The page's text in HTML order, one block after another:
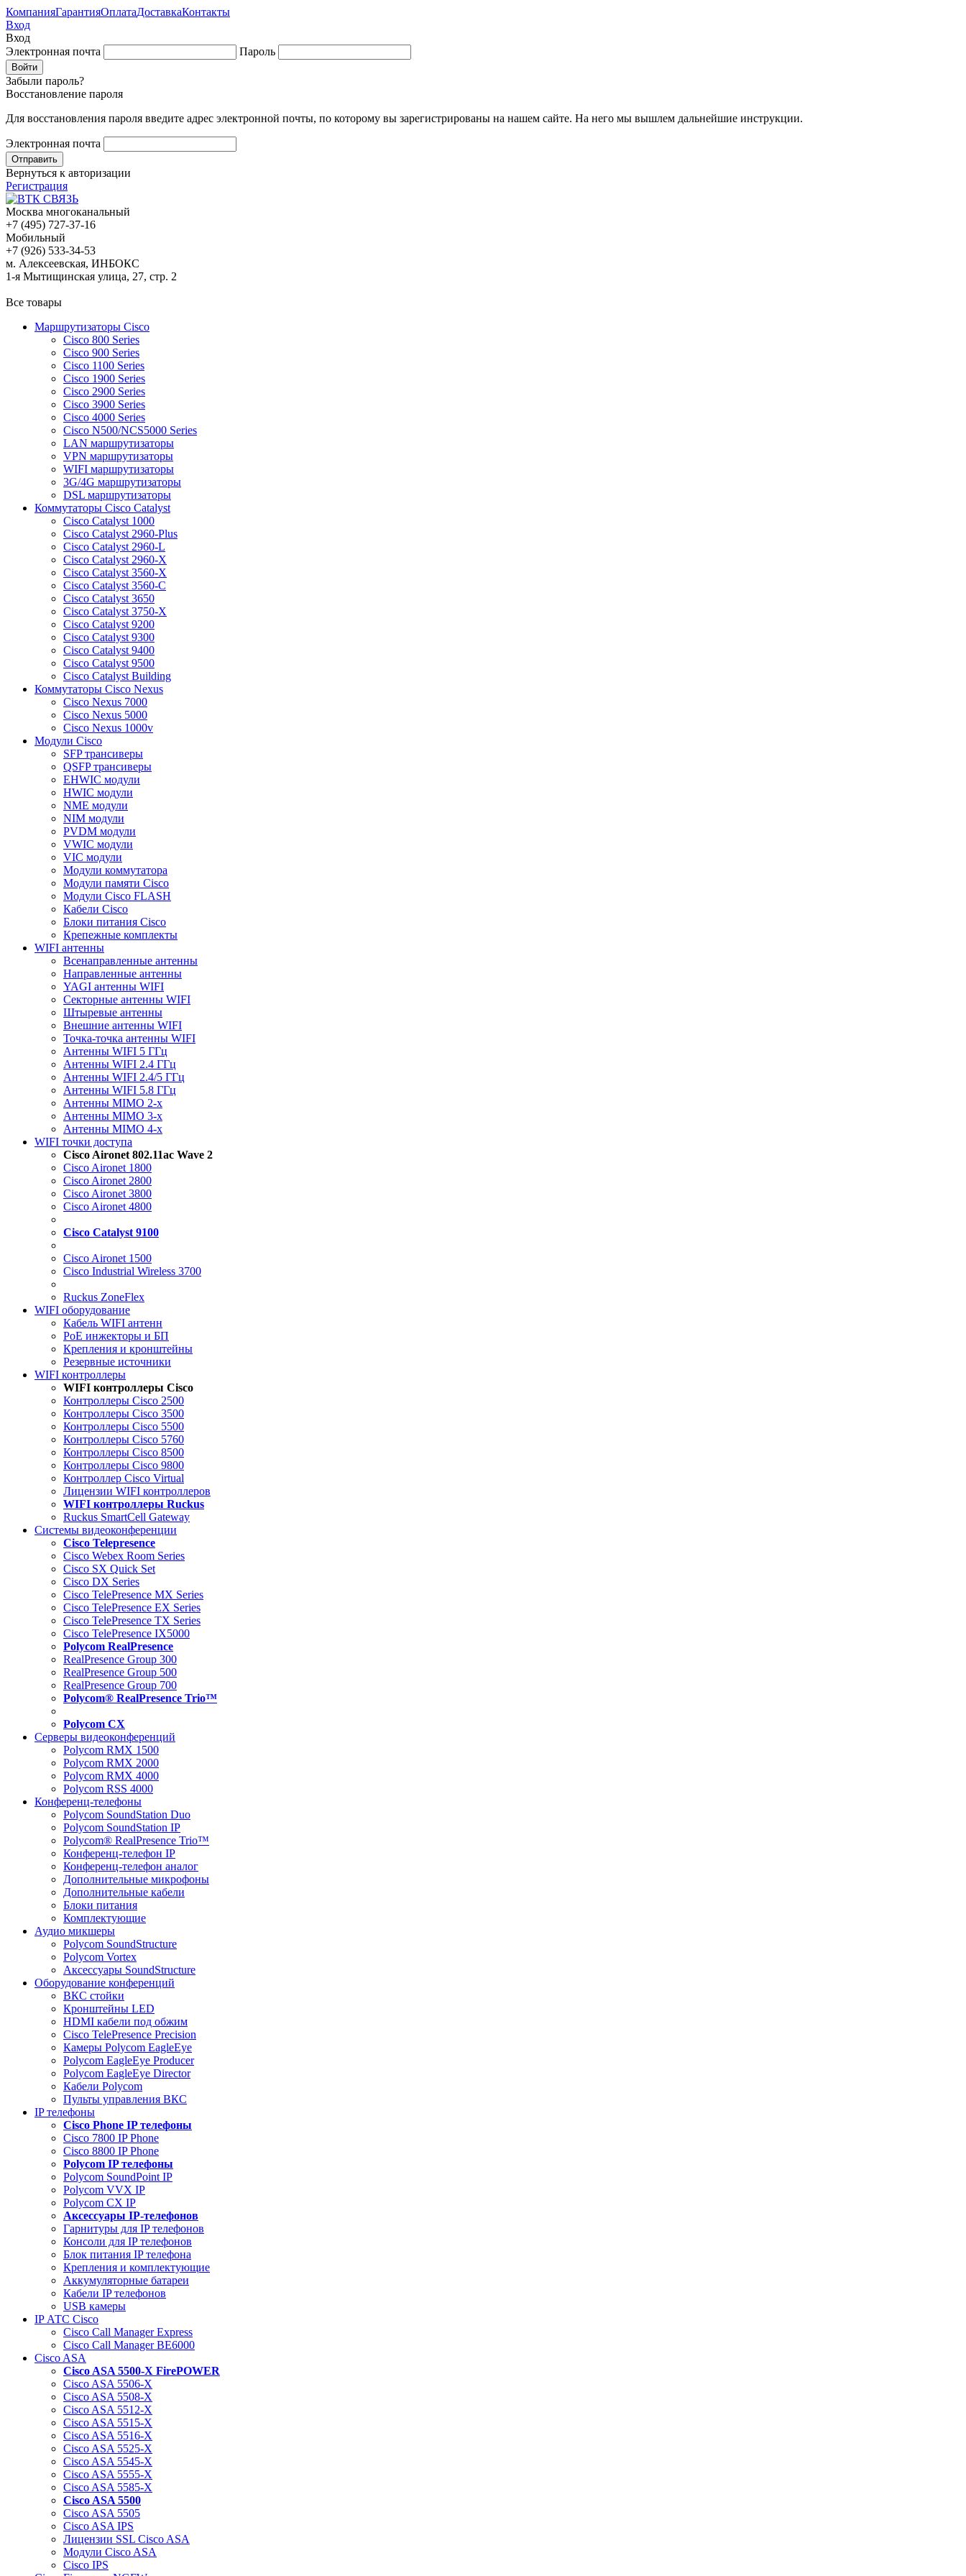
КомпанияГарантияОплатаДоставкаКонтакты
Вход
Вход
Электронная почта
Пароль
Забыли пароль?
Восстановление пароля
Для восстановления пароля введите адрес электронной почты, по которому вы зарегистрированы на нашем сайте. На него мы вышлем дальнейшие инструкции.
Электронная почта
Вернуться к авторизации
Регистрация
Москва многоканальный
+7 (495) 727-37-16
Мобильный
+7 (926) 533-34-53
м. Алексеевская, ИНБОКС
1-я Мытищинская улица, 27, стр. 2
Все товары
Маршрутизаторы Cisco
Cisco 800 Series
Cisco 900 Series
Cisco 1100 Series
Cisco 1900 Series
Cisco 2900 Series
Cisco 3900 Series
Cisco 4000 Series
Cisco N500/NCS5000 Series
LAN маршрутизаторы
VPN маршрутизаторы
WIFI маршрутизаторы
3G/4G маршрутизаторы
DSL маршрутизаторы
Коммутаторы Cisco Catalyst
Cisco Catalyst 1000
Cisco Catalyst 2960-Plus
Cisco Catalyst 2960-L
Cisco Catalyst 2960-X
Cisco Catalyst 3560-X
Cisco Catalyst 3560-C
Cisco Catalyst 3650
Cisco Catalyst 3750-X
Cisco Catalyst 9200
Cisco Catalyst 9300
Cisco Catalyst 9400
Cisco Catalyst 9500
Cisco Catalyst Building
Коммутаторы Cisco Nexus
Cisco Nexus 7000
Cisco Nexus 5000
Cisco Nexus 1000v
Модули Cisco
SFP трансиверы
QSFP трансиверы
EHWIC модули
HWIC модули
NME модули
NIM модули
PVDM модули
VWIC модули
VIC модули
Модули коммутатора
Модули памяти Cisco
Модули Cisco FLASH
Кабели Cisco
Блоки питания Cisco
Крепежные комплекты
WIFI антенны
Всенаправленные антенны
Направленные антенны
YAGI антенны WIFI
Секторные антенны WIFI
Штыревые антенны
Внешние антенны WIFI
Точка-точка антенны WIFI
Антенны WIFI 5 ГГц
Антенны WIFI 2.4 ГГц
Антенны WIFI 2.4/5 ГГц
Антенны WIFI 5.8 ГГц
Антенны MIMO 2-x
Антенны MIMO 3-x
Антенны MIMO 4-x
WIFI точки доступа
Cisco Aironet 802.11ac Wave 2
Cisco Aironet 1800
Cisco Aironet 2800
Cisco Aironet 3800
Cisco Aironet 4800
Cisco Catalyst 9100
Cisco Aironet 1500
Cisco Industrial Wireless 3700
Ruckus ZoneFlex
WIFI оборудование
Кабель WIFI антенн
PoE инжекторы и БП
Крепления и кронштейны
Резервные источники
WIFI контроллеры
WIFI контроллеры Cisco
Контроллеры Cisco 2500
Контроллеры Cisco 3500
Контроллеры Cisco 5500
Контроллеры Cisco 5760
Контроллеры Cisco 8500
Контроллеры Cisco 9800
Контроллер Cisco Virtual
Лицензии WIFI контроллеров
WIFI контроллеры Ruckus
Ruckus SmartCell Gateway
Системы видеоконференции
Cisco Telepresence
Cisco Webex Room Series
Cisco SX Quick Set
Cisco DX Series
Cisco TelePresence MX Series
Cisco TelePresence EX Series
Cisco TelePresence TX Series
Cisco TelePresence IX5000
Polycom RealPresence
RealPresence Group 300
RealPresence Group 500
RealPresence Group 700
Polycom® RealPresence Trio™
Polycom CX
Серверы видеоконференций
Polycom RMX 1500
Polycom RMX 2000
Polycom RMX 4000
Polycom RSS 4000
Конференц-телефоны
Polycom SoundStation Duo
Polycom SoundStation IP
Polycom® RealPresence Trio™
Конференц-телефон IP
Конференц-телефон аналог
Дополнительные микрофоны
Дополнительные кабели
Блоки питания
Комплектующие
Аудио микшеры
Polycom SoundStructure
Polycom Vortex
Аксессуары SoundStructure
Оборудование конференций
ВКС стойки
Кронштейны LED
HDMI кабели под обжим
Cisco TelePresence Precision
Камеры Polycom EagleEye
Polycom EagleEye Producer
Polycom EagleEye Director
Кабели Polycom
Пульты управления ВКС
IP телефоны
Сisco Phone IP телефоны
Cisco 7800 IP Phone
Cisco 8800 IP Phone
Polycom IP телефоны
Polycom SoundPoint IP
Polycom VVX IP
Polycom CX IP
Аксессуары IP-телефонов
Гарнитуры для IP телефонов
Консоли для IP телефонов
Блок питания IP телефона
Крепления и комплектующие
Аккумуляторные батареи
Кабели IP телефонов
USB камеры
IP АТС Cisco
Cisco Call Manager Express
Cisco Call Manager BE6000
Cisco ASA
Cisco ASA 5500-X FirePOWER
Cisco ASA 5506-X
Cisco ASA 5508-X
Cisco ASA 5512-X
Cisco ASA 5515-X
Cisco ASA 5516-X
Cisco ASA 5525-X
Cisco ASA 5545-X
Cisco ASA 5555-X
Cisco ASA 5585-X
Cisco ASA 5500
Cisco ASA 5505
Cisco ASA IPS
Лицензии SSL Cisco ASA
Модули Cisco ASA
Cisco IPS